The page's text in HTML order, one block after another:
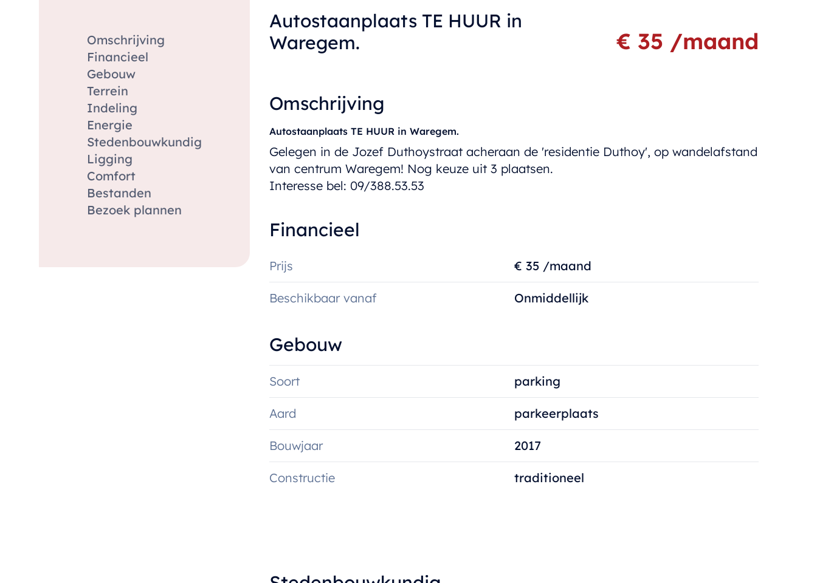
Omschrijving
Financieel
Gebouw
Terrein
Indeling
Energie
Stedenbouwkundig
Ligging
Comfort
Bestanden
Bezoek plannen
Autostaanplaats TE HUUR in
Waregem.
€ 35 /maand
Omschrijving
Autostaanplaats TE HUUR in Waregem.
Gelegen in de Jozef Duthoystraat acheraan de 'residentie Duthoy', op wandelafstand
van centrum Waregem! Nog keuze uit 3 plaatsen.
Interesse bel: 09/388.53.53
Financieel
Prijs € 35 /maand
Beschikbaar vanaf Onmiddellijk
Gebouw
Soort parking
Aard parkeerplaats
Bouwjaar 2017
Constructie traditioneel